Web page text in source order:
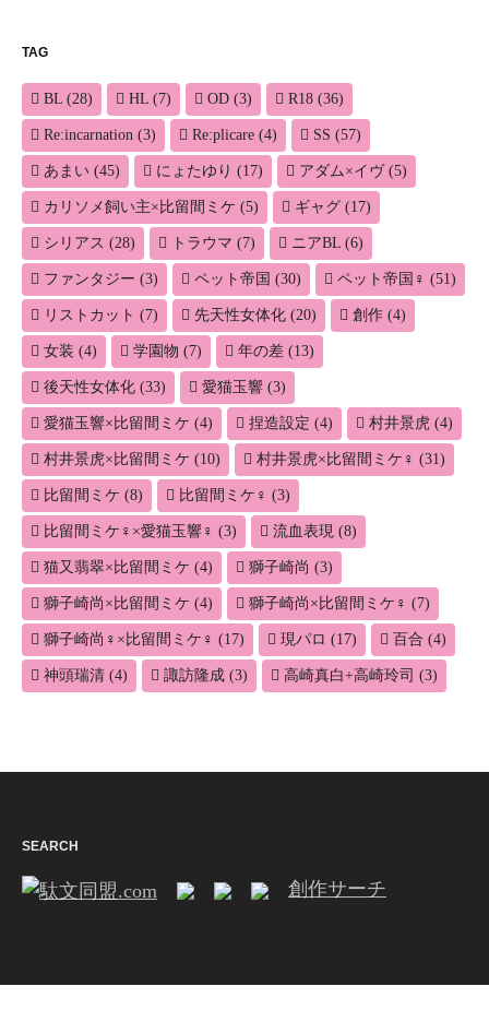
TAG
BL (28) HL (7) OD (3) R18 (36)
Re:incarnation (3) Re:plicare (4) SS (57)
あまい (45) にょたゆり (17) アダム×イヴ(5)
カリソメ飼い主×比留間ミケ (5) ギャグ (17)
シリアス (28) トラウマ (7) ニアBL (6)
ファンタジー (3) ペット帝国 (30) ペット帝国♀ (51)
リストカット (7) 先天性女体化 (20) 創作 (4)
女装 (4) 学園物 (7) 年の差 (13)
後天性女体化 (33) 愛猫玉響 (3)
愛猫玉響×比留間ミケ (4) 捏造設定 (4) 村井景虎 (4)
村井景虎×比留間ミケ (10) 村井景虎×比留間ミケ♀ (31)
比留間ミケ (8) 比留間ミケ♀ (3)
比留間ミケ♀×愛猫玉響♀ (3) 流血表現 (8)
猫又翡翠×比留間ミケ (4) 獅子崎尚 (3)
獅子崎尚×比留間ミケ (4) 獅子崎尚×比留間ミケ♀ (7)
獅子崎尚♀×比留間ミケ♀ (17) 現パロ (17) 百合 (4)
神頭瑞清 (4) 諏訪隆成 (3) 高崎真白+高崎玲司 (3)
SEARCH
創作サーチ